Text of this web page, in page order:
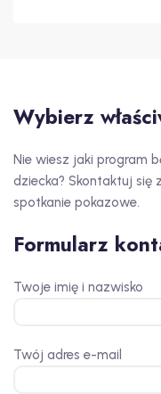
Wybierz
Nie wiesz jaki program
dziecka? Skontaktuj się
spotkanie pokazowe.
Formularz
Twoje imię i nazwisko
Twój adres e-mail